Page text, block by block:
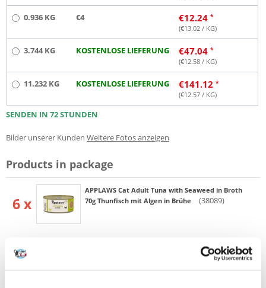
0.936 KG €4 €12.24
(€13.02 / KG)
3.744 KG KOSTENLOSE LIEFERUNG €47.04
(€12.58 / KG)
11.232 KG KOSTENLOSE LIEFERUNG €141.12
(€12.57 / KG)
SENDEN IN 72 STUNDEN
Bilder unserer Kunden Weitere Fotos anzeigen
Products in package
6 x
APPLAWS Cat Adult Tuna with Seaweed in Broth
70g Thunfisch mit Algen in Brühe
(38089)
Produktbeschreibung